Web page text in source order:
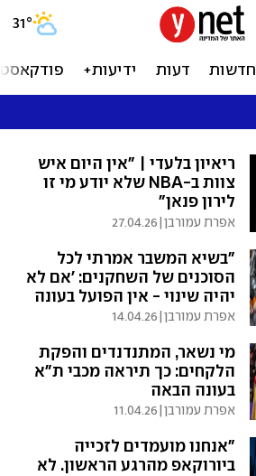
31°
חדשות דעות ידיעות+
ריאיון בלעדי | "אין היום איש
צוות ב-NBA שלא יודע מי זו
לירון פנאן"
אפרת עמורבן|
27.04.26
"בשיא המשבר אמרתי לכל
הסוכנים של השחקנים: 'אם לא
יהיה שינוי - אין הפועל בעונה
הבאה'. זה עבד" | ריאיון מיוחד
אפרת עמורבן|
14.04.26
מי נשאר, המתנדנדים והפקת
הלקחים: כך תיראה מכבי ת"א
בעונה הבאה
אפרת עמורבן|
11.04.26
"אנחנו מועמדים לזכייה
ביורוקאפ מהרגע הראשון. לא